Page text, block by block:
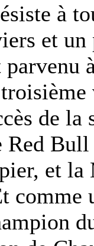
à
et
de la
Bull
et la
comme